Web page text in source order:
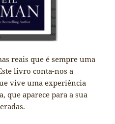
reais que é sempre uma
livro conta-nos a
vive uma experiência
que aparece para a sua